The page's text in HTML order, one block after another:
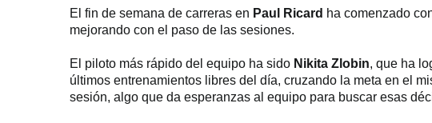
El fin de semana de carreras en Paul Ricard ha comenzado
mejorando con el paso de las sesiones.
El piloto más rápido del equipo ha sido Nikita Zlobin, que ha
últimos entrenamientos libres del día, cruzando la meta en el
sesión, algo que da esperanzas al equipo para buscar esas